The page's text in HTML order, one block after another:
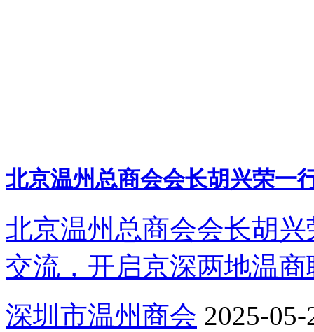
北京温州总商会会长胡兴荣一
北京温州总商会会长胡
交流，开启京深两地温
深圳市温州商会 2025-